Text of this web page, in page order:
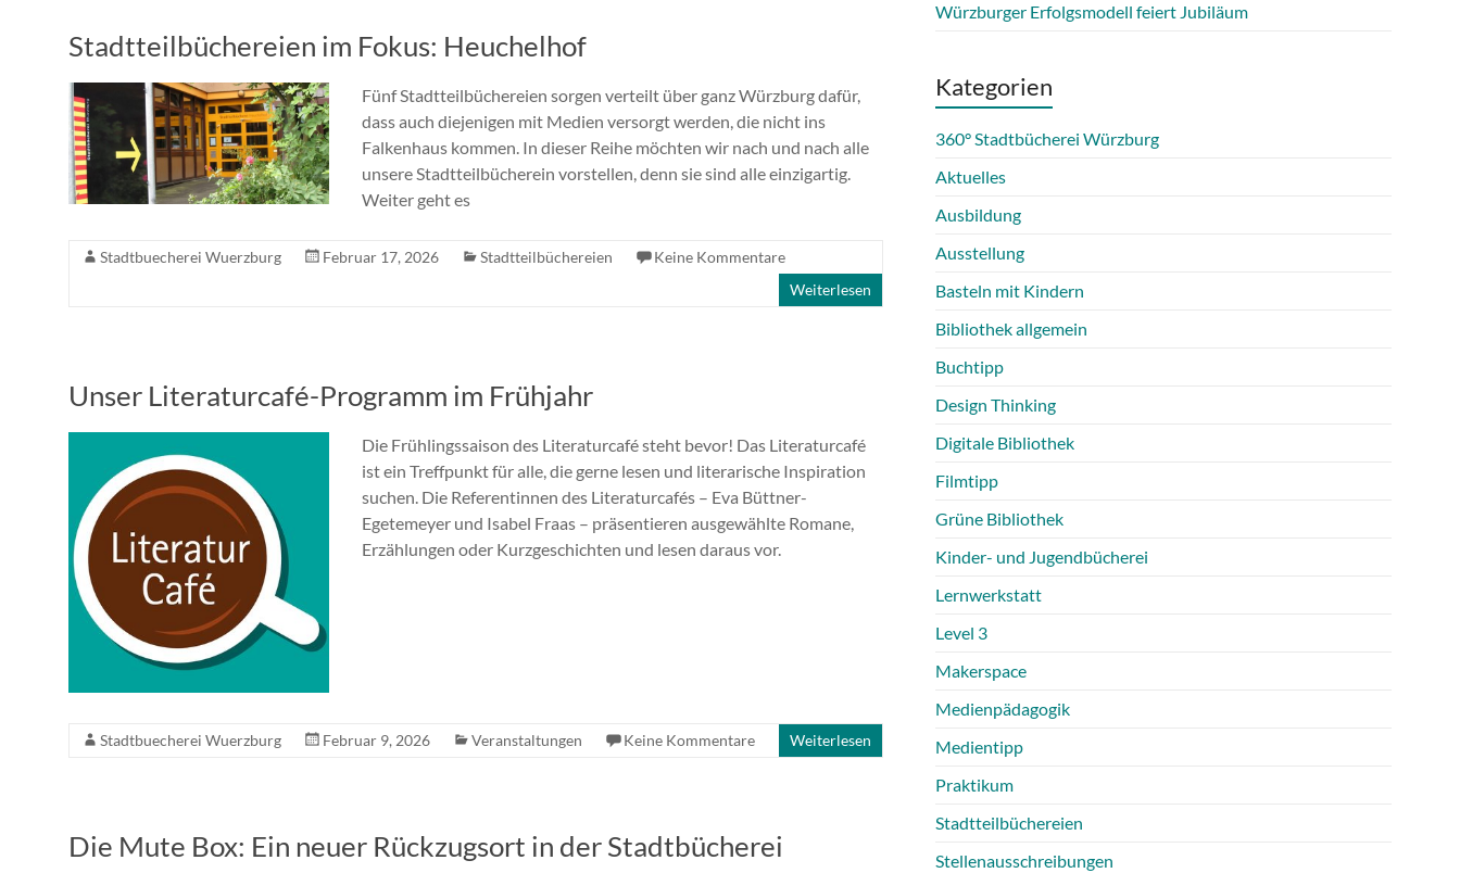
Stadtteilbüchereien im Fokus: Heuchelhof
Fünf Stadtteilbüchereien sorgen verteilt über ganz Würzburg dafür,
dass auch diejenigen mit Medien versorgt werden, die nicht ins
Falkenhaus kommen. In dieser Reihe möchten wir nach und nach alle
unsere Stadtteilbücherein vorstellen, denn sie sind alle einzigartig.
Weiter geht es
Stadtbuecherei Wuerzburg Februar 17, 2026 Stadtteilbüchereien
Keine Kommentare
Weiterlesen
Unser Literaturcafé-Programm im Frühjahr
Die Frühlingssaison des Literaturcafé steht bevor! Das Literaturcafé
ist ein Treffpunkt für alle, die gerne lesen und literarische Inspiration
suchen. Die Referentinnen des Literaturcafés – Eva Büttner-
Egetemeyer und Isabel Fraas – präsentieren ausgewählte Romane,
Erzählungen oder Kurzgeschichten und lesen daraus vor.
Stadtbuecherei Wuerzburg Februar 9, 2026 Veranstaltungen Keine Kommentare Weiterlesen
Die Mute Box: Ein neuer Rückzugsort in der Stadtbücherei
Würzburger Erfolgsmodell feiert Jubiläum
Kategorien
360° Stadtbücherei Würzburg
Aktuelles
Ausbildung
Ausstellung
Basteln mit Kindern
Bibliothek allgemein
Buchtipp
Design Thinking
Digitale Bibliothek
Filmtipp
Grüne Bibliothek
Kinder- und Jugendbücherei
Lernwerkstatt
Level 3
Makerspace
Medienpädagogik
Medientipp
Praktikum
Stadtteilbüchereien
Stellenausschreibungen